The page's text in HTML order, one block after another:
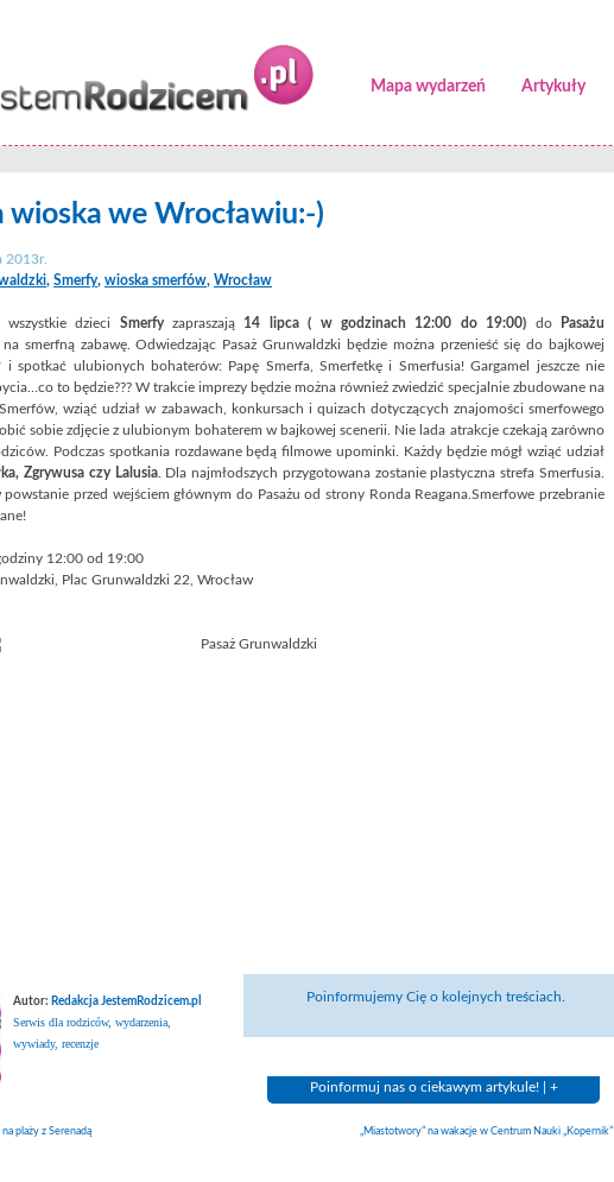
Mapa wydarzeń Artykuły
wioska we Wrocławiu:-)
2013r.
, Smerfy, wioska smerfów, Wrocław
wszystkie dzieci Smerfyzapraszają 14 lipca ( w godzinach 12:00 do 19:00) do
Pasażu
na smerfną zabawę. Odwiedzając Pasaż Grunwaldzki będzie można przenieść się do bajkowej
i spotkać ulubionych bohaterów: Papę Smerfa, Smerfetkę i Smerfusia! Gargamel jeszcze nie
to będzie??? W trakcie imprezy będzie można również zwiedzić specjalnie zbudowane na
wziąć udział w zabawach, konkursach i quizach dotyczących znajomości smerfowego
sobie zdjęcie z ulubionym bohaterem w bajkowej scenerii. Nie lada atrakcje czekają zarówno
Podczas spotkania rozdawane będą filmowe upominki. Każdy będzie mógł wziąć udział
Zgrywusa czy Lalusia. Dla najmłodszych przygotowana zostanie plastyczna strefa Smerfusia.
przed wejściem głównym do Pasażu od strony Ronda Reagana.Smerfowe przebranie
12:00 od 19:00
Plac Grunwaldzki 22, Wrocław
Autor: Redakcja JestemRodzicem.pl
Serwis dla rodziców, wydarzenia,
wywiady, recenzje
Poinformujemy Cię o kolejnych treściach.
Poinformuj nas o ciekawym artykule! | +
plaży z Serenadą „Miastotwory” na wakacje w Centrum Nauki „Kopernik”